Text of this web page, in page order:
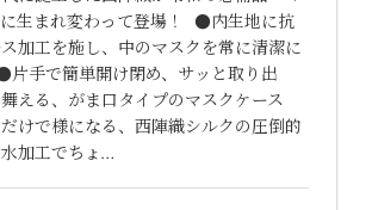
生まれ変わって登場！ ●内生地に抗
加工を施し、中のマスクを常に清潔に
手で簡単開け閉め、サッと取り出
える、がま口タイプのマスクケース
けで様になる、西陣織シルクの圧倒的
加工でちょ…